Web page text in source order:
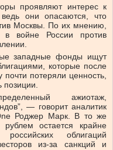
проявляют интерес к
они опасаются, что
Москвы. По их мнению,
в войне России против
западные фонды ищут
которые после
потеряли ценность,
позиции.
ажиотаж,
— говорит аналитик
Роджер Марк. В то же
остается крайне
облигаций
из-за санкций и